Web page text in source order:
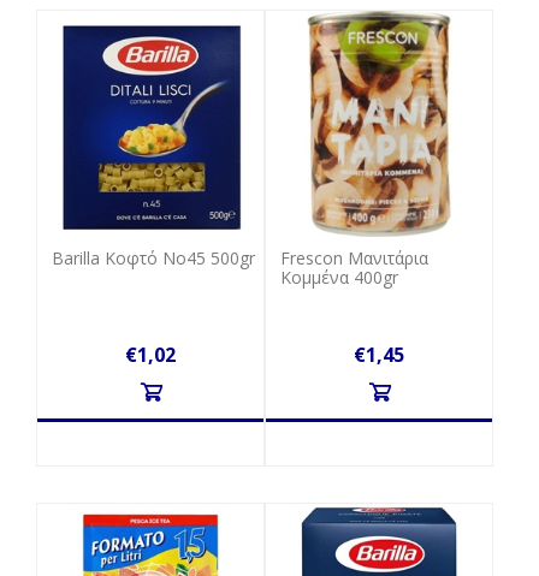
Barilla Κοφτό No45 500gr
€1,02
Frescon Μανιτάρια
Κομμένα 400gr
€1,45